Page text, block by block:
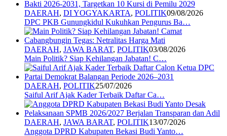
DAERAH, DI YOGYAKARTA, POLITIK09/08/2026
DPC PKB Gunungkidul Kukuhkan Pengurus Ba…
DAERAH, JAWA BARAT, POLITIK03/08/2026
Main Politik? Siap Kehilangan Jabatan! C…
DAERAH, POLITIK25/07/2026
Saiful Arif Ajak Kader Terbaik Daftar Ca…
DAERAH, JAWA BARAT, POLITIK13/07/2026
Anggota DPRD Kabupaten Bekasi Budi Yanto…